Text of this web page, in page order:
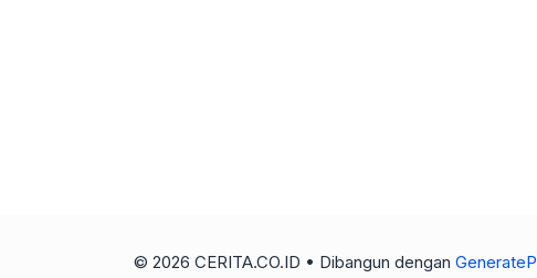
© 2026 CERITA.CO.ID • Dibangun dengan